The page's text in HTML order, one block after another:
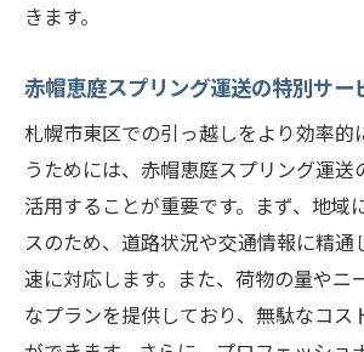
きます。
赤帽恵庭スプリング運送の特別サー
札幌市東区での引っ越しをより効率的
うためには、赤帽恵庭スプリング運送
活用することが重要です。まず、地域
スのため、道路状況や交通情報に精通
速に対応します。また、荷物の量やニ
なプランを提供しており、無駄なコス